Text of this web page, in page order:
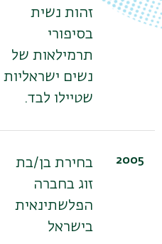
זהות נשית
בסיפורי
תרמילאות של
נשים ישראליות
שטיילו לבד.
2005
בחירת בן/בת
זוג בחברה
הפלשתינאית
בישראל